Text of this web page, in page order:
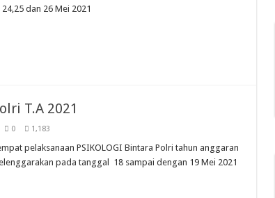
24,25 dan 26 Mei 2021
T.A 2021
0 1,183
pelaksanaan PSIKOLOGI Bintara Polri tahun anggaran
pada tanggal 18 sampai dengan 19 Mei 2021